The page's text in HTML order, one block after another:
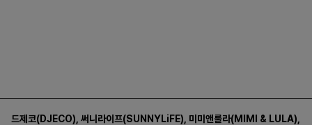
드제코(DJECO) 써니라이프(SUNNYLiFE) 미미앤룰라(MIMI & LULA)